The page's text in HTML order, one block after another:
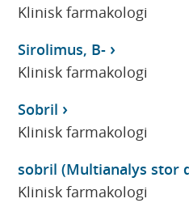
Klinisk farmakologi
Sirolimus, B-
Klinisk farmakologi
Sobril
Klinisk farmakologi
sobril (Multianalys stor
Klinisk farmakologi